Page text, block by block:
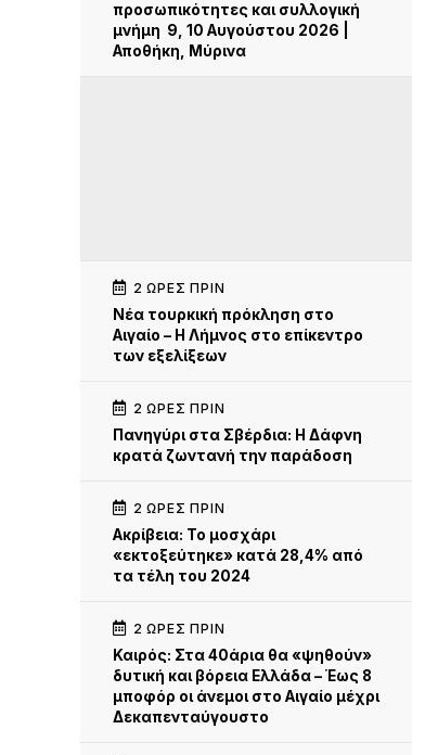
προσωπικότητες και συλλογική
μνήμη 9, 10 Αυγούστου 2026 |
Αποθήκη, Μύρινα
2 ΏΡΕΣ ΠΡΙΝ
Νέα τουρκική πρόκληση στο
Αιγαίο – Η Λήμνος στο επίκεντρο
των εξελίξεων
2 ΏΡΕΣ ΠΡΙΝ
Πανηγύρι στα Σβέρδια: Η Δάφνη
κρατά ζωντανή την παράδοση
2 ΏΡΕΣ ΠΡΙΝ
Ακρίβεια: Το μοσχάρι
«εκτοξεύτηκε» κατά 28,4% από
τα τέλη του 2024
2 ΏΡΕΣ ΠΡΙΝ
Καιρός: Στα 40άρια θα «ψηθούν»
δυτική και βόρεια Ελλάδα – Έως 8
μποφόρ οι άνεμοι στο Αιγαίο μέχρι
Δεκαπενταύγουστο